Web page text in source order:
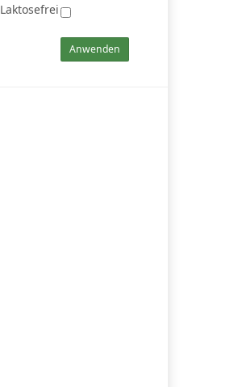
Laktosefrei